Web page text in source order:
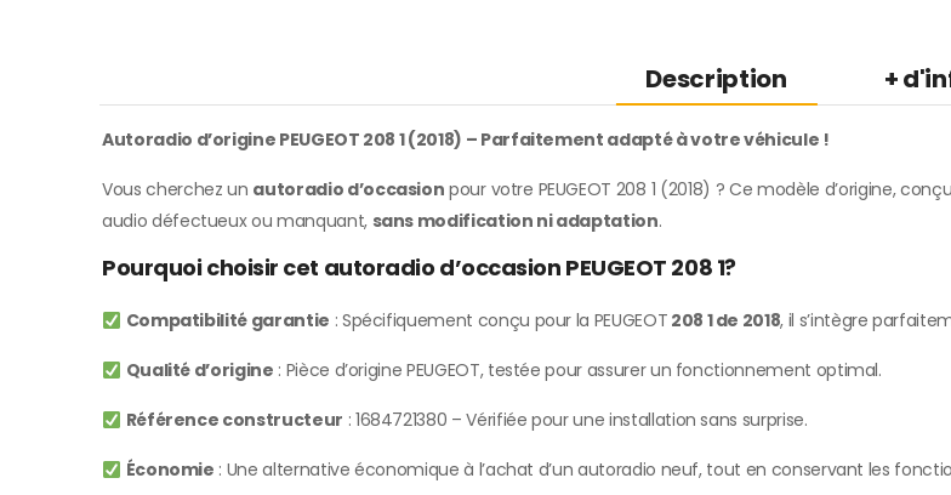
Description +
Autoradio d’origine PEUGEOT 208 1 (2018) – Parfaitement adapté à votre véhicule !
Vous cherchez un autoradio d’occasion pour votre PEUGEOT 208 1 (2018) ? Ce modèle d’origine,
audio défectueux ou manquant, sans modification ni adaptation.
Pourquoi choisir cet autoradio d’occasion PEUGEOT 208 1?
Compatibilité garantie : Spécifiquement conçu pour la PEUGEOT 208 1 de 2018, il s’intègre
Qualité d’origine : Pièce d’origine PEUGEOT, testée pour assurer un fonctionnement optimal.
Référence constructeur : 1684721380 – Vérifiée pour une installation sans surprise.
Économie : Une alternative économique à l’achat d’un autoradio neuf, tout en conservant les